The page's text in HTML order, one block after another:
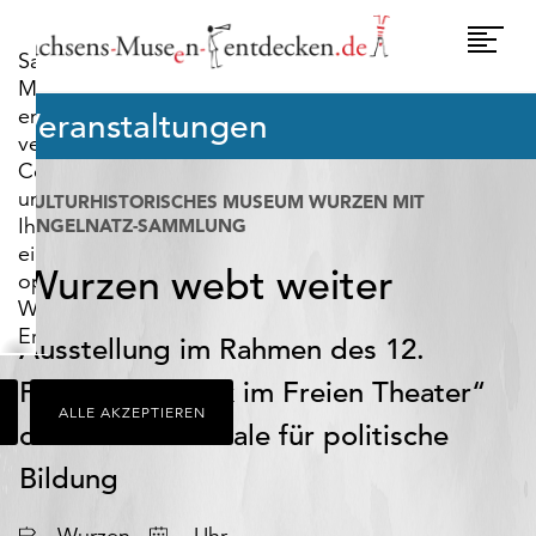
Sachsens-
Museen-
entdecken.de
verwendet
Cookies,
um
Ihnen
ein
optimales
Webseiten-
Erlebnis
zu
bieten.
Dazu
zählen
Cookies,
für
ALLE AKZEPTIEREN
Veranstaltungen
KULTURHISTORISCHES MUSEUM WURZEN MIT
RINGELNATZ-SAMMLUNG
Wurzen webt weiter
Ausstellung im Rahmen des 12.
Festivals „Politik im Freien Theater“
der Bundeszentrale für politische
Bildung